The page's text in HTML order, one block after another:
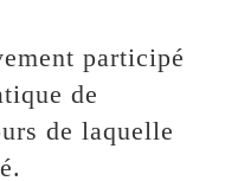
participé
de
de laquelle